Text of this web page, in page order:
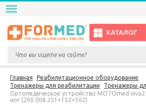
КАТАЛОГ
Главная
Реабилитационное оборудование
Тренажеры для реабилитации
Тренажеры
Ортопедическое устройство MOTOmed viva2
ног (200.008.251+152+302)